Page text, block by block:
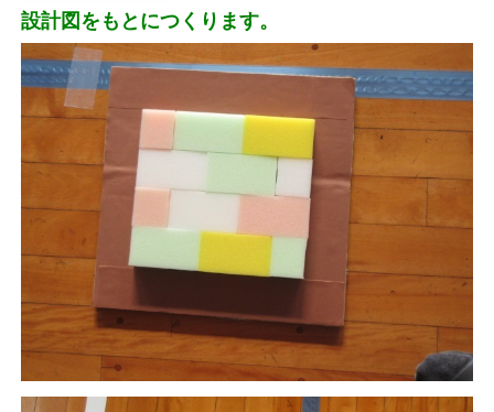
設計図をもとにつくります。